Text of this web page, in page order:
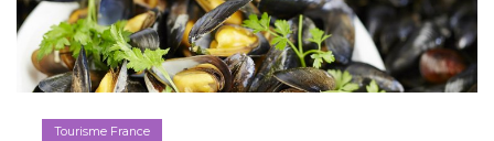
Tourisme France